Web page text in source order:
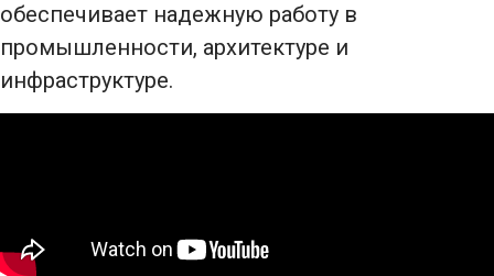
обеспечивает надежную работу в
промышленности, архитектуре и
инфраструктуре.